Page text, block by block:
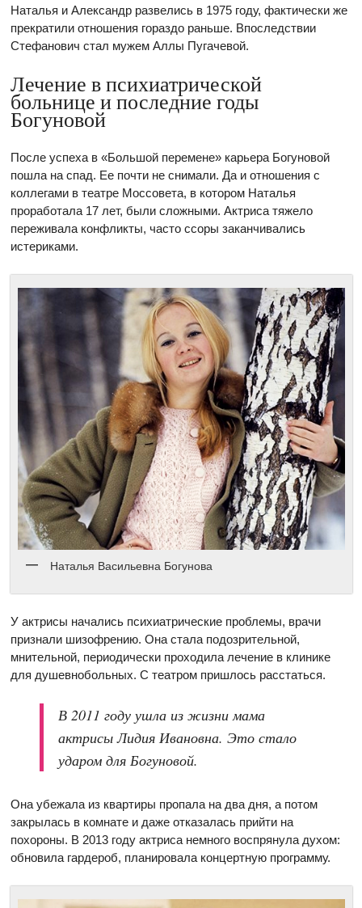
Наталья и Александр развелись в 1975 году, фактически же
прекратили отношения гораздо раньше. Впоследствии
Стефанович стал мужем Аллы Пугачевой.
Лечение в психиатрической
больнице и последние годы
Богуновой
После успеха в «Большой перемене» карьера Богуновой
пошла на спад. Ее почти не снимали. Да и отношения с
коллегами в театре Моссовета, в котором Наталья
проработала 17 лет, были сложными. Актриса тяжело
переживала конфликты, часто ссоры заканчивались
истериками.
Наталья Васильевна Богунова
У актрисы начались психиатрические проблемы, врачи
признали шизофрению. Она стала подозрительной,
мнительной, периодически проходила лечение в клинике
для душевнобольных. С театром пришлось расстаться.
В 2011 году ушла из жизни мама
актрисы Лидия Ивановна. Это стало
ударом для Богуновой.
Она убежала из квартиры пропала на два дня, а потом
закрылась в комнате и даже отказалась прийти на
похороны. В 2013 году актриса немного воспрянула духом:
обновила гардероб, планировала концертную программу.